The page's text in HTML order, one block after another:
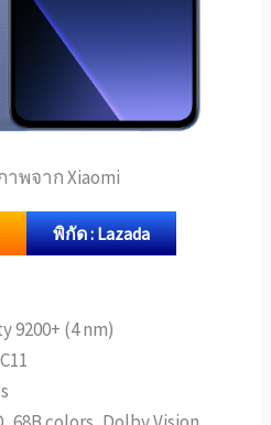
พจาก Xiaomi
พิกัด : Lazada
9200+ (4 nm)